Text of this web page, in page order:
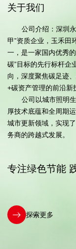
关于我们
公司介绍：深圳
甲”资质企业，玉禾田
一，是一家国内优秀
碳”目标的先行标杆企
向，深度聚焦碳足迹
+碳资产管理的前沿新
公司以城市照明
厚技术底蕴和全周期
城市更新领域，实现
务商的跨越式发展。
专注绿色节能
探索更多